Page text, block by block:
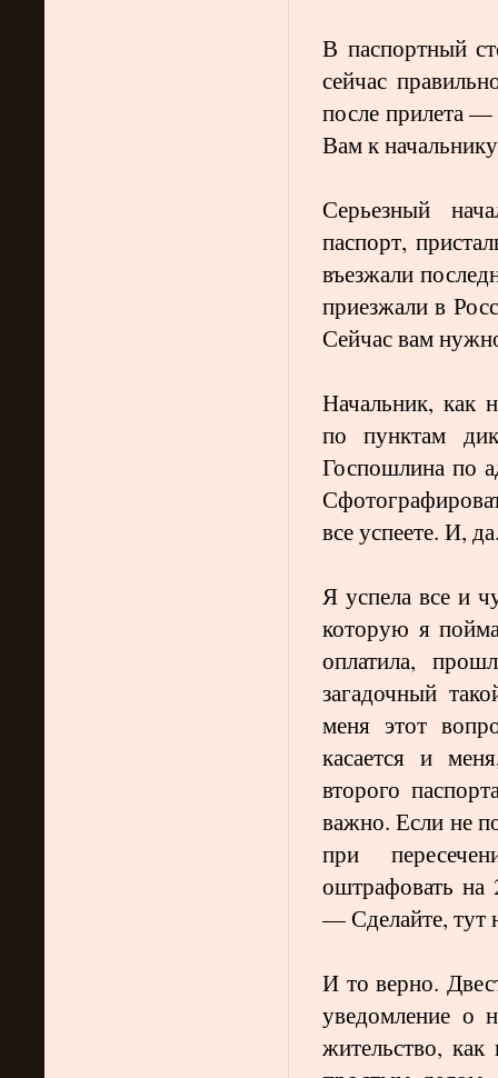
В паспортный
сейчас
после прилета
Вам к
Серьезный
паспорт,
въезжали
приезжали в
Сейчас вам
Начальник, как
по пунктам
Госпошлина по
все успеете. И,
Я успела все и
которую я
оплатила,
загадочный
меня этот
касается и
второго
важно. Если не
при
оштрафовать на
— Сделайте, тут
И то верно.
уведомление о
жительство,